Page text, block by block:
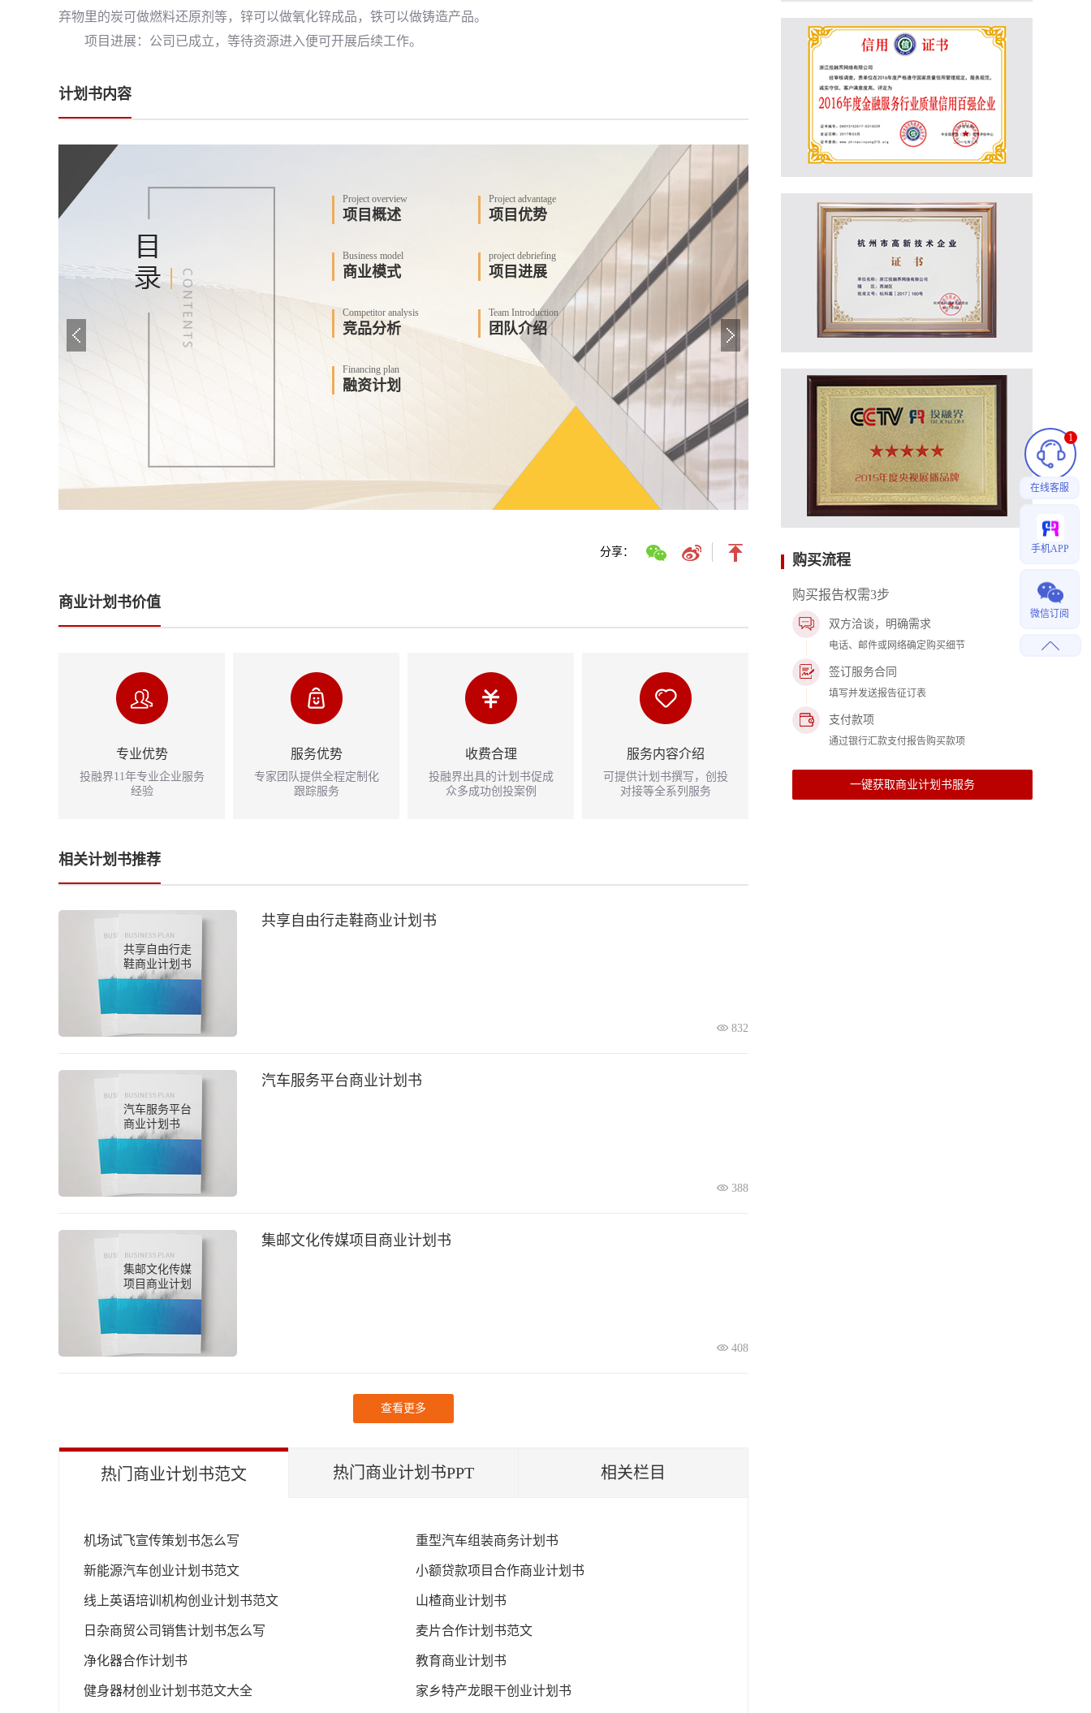
弃物里的炭可做燃料还原剂等，锌可以做氧化锌成品，铁可以做铸造产品。
项目进展：公司已成立，等待资源进入便可开展后续工作。
计划书内容
Project overview
项目概述 项目优势
Project advantage
商业模式
Business model
项目进展
project debriefing
竞品分析
Competitor analysis
团队介绍
Team Introduction
融资计划
Financing plan
项目名称：固废综合再生利用项目
项目拟建地：山西省定襄县、娄烦县；
占地面积：项目合计总占地面积100亩，总建筑面
项目建设：本项目主要是对太原钢铁采矿、生产
等废弃物进行综合再生利用回收，固废主要用途是生
泥稳定碎石、钢筋混凝土管道、隧道用管片、装配式
品，对于含有残炭、铁、锌等物质，通过各种工艺的
产品进行销售，在分离过程中，废弃物里的炭可做燃
成品，铁可以做铸造产品。
项目进展：公司已成立，等待资源进入便可开展
分享：
商业计划书价值
专业优势
投融界11年专业企业服务
经验
服务优势
专家团队提供全程定制化
跟踪服务
收费合理
投融界出具的计划书促成
众多成功创投案例
服务内容介绍
可提供计划书撰写，创投
对接等全系列服务
相关计划书推荐
共享自由行走
鞋商业计划书
共享自由行走鞋商业计划书
832
汽车服务平台
商业计划书
汽车服务平台商业计划书
388
集邮文化传媒
项目商业计划
书
集邮文化传媒项目商业计划书
408
查看更多
热门商业计划书范文 热门商业计划书PPT 相关栏目
机场试飞宣传策划书怎么写 重型汽车组装商务计划书
新能源汽车创业计划书范文 小额贷款项目合作商业计划书
线上英语培训机构创业计划书范文 山楂商业计划书
日杂商贸公司销售计划书怎么写 麦片合作计划书范文
净化器合作计划书 教育商业计划书
健身器材创业计划书范文大全 家乡特产龙眼干创业计划书
购买流程
购买报告权需3步
双方洽谈，明确需求
电话、邮件或网络确定购买细节
签订服务合同
填写并发送报告征订表
支付款项
通过银行汇款支付报告购买款项
一键获取商业计划书服务
在线客服
1
手机APP
微信订阅